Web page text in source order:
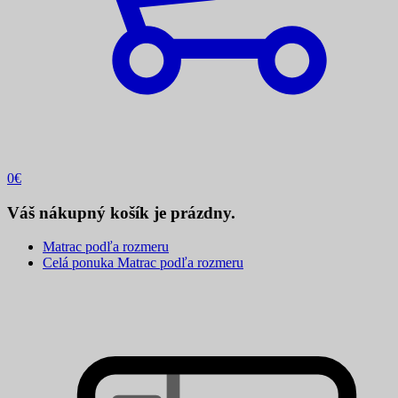
0€
Váš nákupný košík je prázdny.
Matrac podľa rozmeru
Celá ponuka Matrac podľa rozmeru